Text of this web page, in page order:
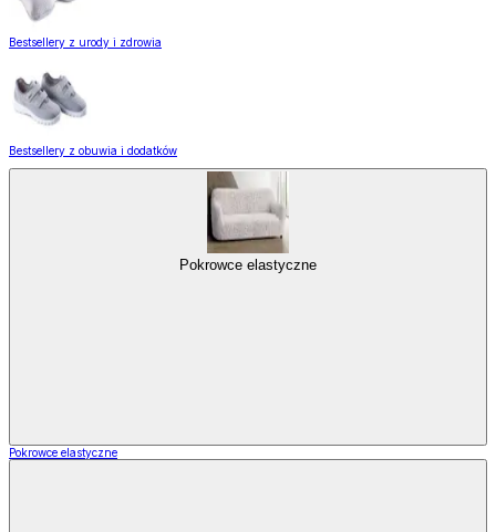
Bestsellery z urody i zdrowia
Bestsellery z obuwia i dodatków
Pokrowce elastyczne
Pokrowce elastyczne